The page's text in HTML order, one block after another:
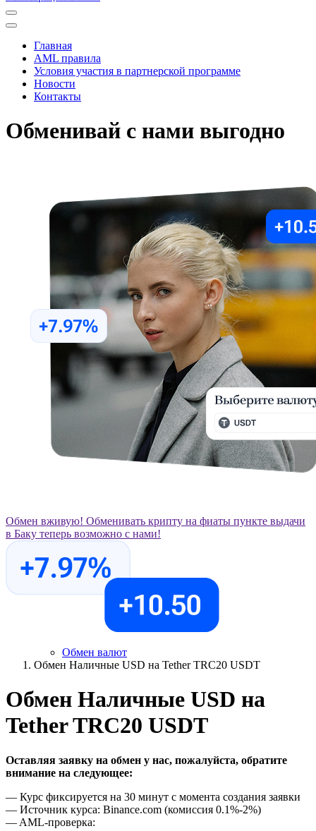
Главная
AML правила
Условия участия в партнерской программе
Новости
Контакты
Обменивай с нами выгодно
Обмен вживую! Обменивать крипту на фиаты пункте выдачи
в Баку теперь возможно с нами!
Обмен валют
Обмен Наличные USD на Tether TRC20 USDT
Обмен Наличные USD на
Tether TRC20 USDT
Оставляя заявку на обмен у нас, пожалуйста, обратите
внимание на следующее:
— Курс фиксируется на 30 минут с момента создания заявки
— Источник курса: Binance.com (комиссия 0.1%-2%)
— AML-проверка: